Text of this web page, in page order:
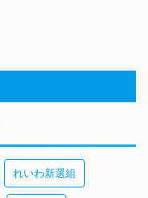
れいわ新選組